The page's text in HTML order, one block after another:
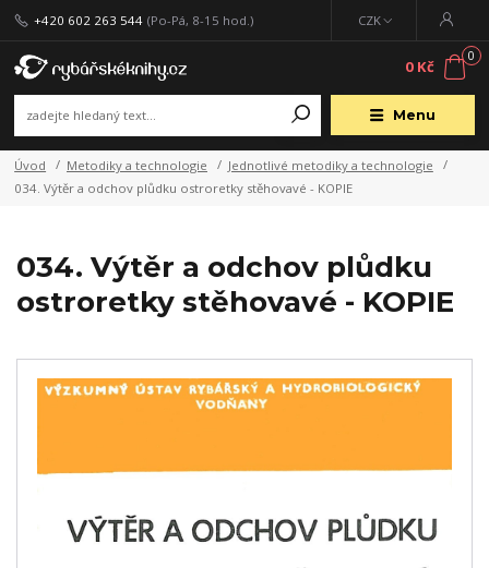
Menu
CZK
+420 602 263 544 (Po-Pá, 8-15 hod.)
0
0 Kč
Úvod Metodiky a technologie
Jednotlivé metodiky a technologie
034. Výtěr a odchov plůdku ostroretky stěhovavé - KOPIE
034. Výtěr a odchov plůdku
ostroretky stěhovavé - KOPIE